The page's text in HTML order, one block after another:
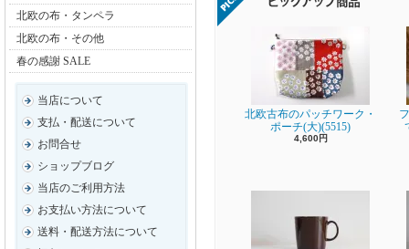
北欧の布・タンペラ
北欧の布・その他
春の感謝 SALE
当店について
支払・配送について
お問合せ
ショップブログ
当店のご利用方法
お支払い方法について
送料・配送方法について
北欧古布のパッチワーク・
ポーチ(大)(5515)
4,600円